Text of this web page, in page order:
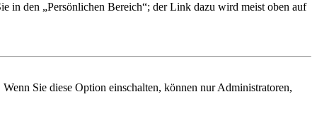
in den „Persönlichen Bereich“; der Link dazu wird meist oben auf
Sie diese Option einschalten, können nur Administratoren,